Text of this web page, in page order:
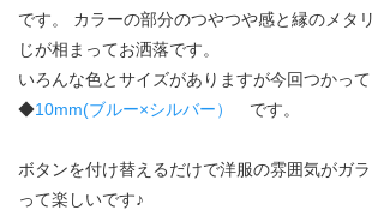
です。 カラーの部分のつやつや感と縁のメタ
じが相まってお洒落です。
いろんな色とサイズがありますが今回つかっ
◆10mm(ブルー×シルバー） です。
ボタンを付け替えるだけで洋服の雰囲気がガ
って楽しいです♪